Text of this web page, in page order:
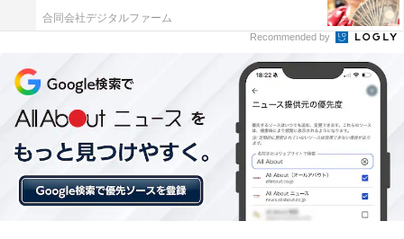
合同会社デジタルファーム
Recommended by